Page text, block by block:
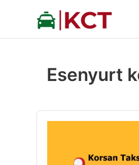
Esenyurt